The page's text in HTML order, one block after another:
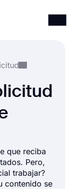
que reciba
Pero,
trabajar?
contenido se